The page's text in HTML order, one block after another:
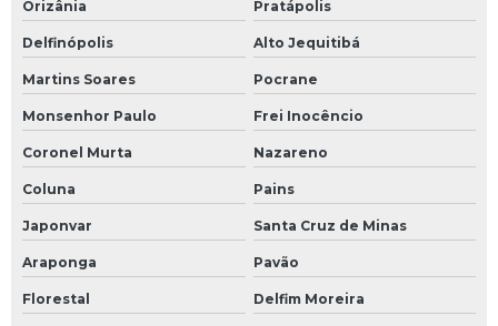
Orizânia Pratápolis
Delfinópolis Alto Jequitibá
Martins Soares Pocrane
Monsenhor Paulo Frei Inocêncio
Coronel Murta Nazareno
Coluna Pains
Japonvar Santa Cruz de Minas
Araponga Pavão
Florestal Delfim Moreira